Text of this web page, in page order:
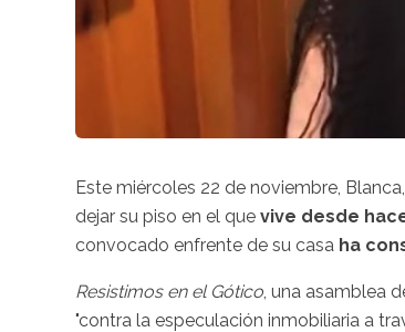
Este miércoles 22 de noviembre,
dejar su piso en el que vive desde
convocado enfrente de su casa ha
Resistimos en el Gótico , una asamblea
"contra la especulación inmobiliaria a